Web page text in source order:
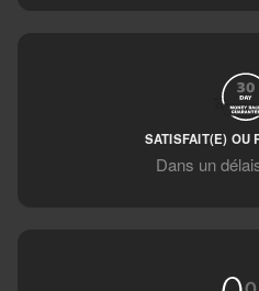
SATISFAIT(E) OU
Dans un